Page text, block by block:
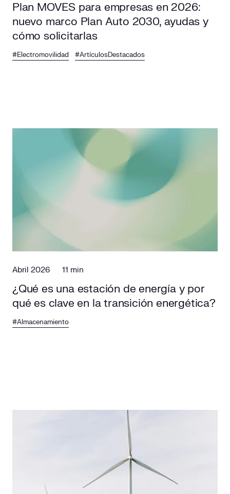
Plan MOVES para empresas en 2026:
nuevo marco Plan Auto 2030, ayudas y
cómo solicitarlas
#Electromovilidad #ArtículosDestacados
Abril 2026 11 min
¿Qué es una estación de energía y por
qué es clave en la transición energética?
#Almacenamiento